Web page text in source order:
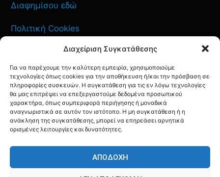
Διαχείριση Συγκατάθεσης
Για να παρέχουμε την καλύτερη εμπειρία, χρησιμοποιούμε
τεχνολογίες όπως cookies για την αποθήκευση ή/και την πρόσβαση σε
πληροφορίες συσκευών. Η συγκατάθεση για τις εν λόγω τεχνολογίες
θα μας επιτρέψει να επεξεργαστούμε δεδομένα προσωπικού
χαρακτήρα, όπως συμπεριφορά περιήγησης ή μοναδικά
αναγνωριστικά σε αυτόν τον ιστότοπο. Η μη συγκατάθεση ή η
ανάκληση της συγκατάθεσης, μπορεί να επηρεάσει αρνητικά
ορισμένες λειτουργίες και δυνατότητες.
ΑΠΟΔΟΧΉ
Διαφημίσου εδώ
Πολιτική Cookies
Πολιτική Απορρήτου
ΕΠΙΚΟΙΝΩΝΙΑ
YOUTUBE